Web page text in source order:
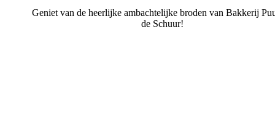
Geniet van de heerlijke ambachtelijke broden van Bakkerij
de Schuur!